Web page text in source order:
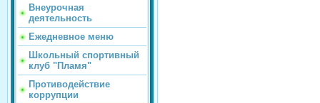
Внеурочная
деятельность
Ежедневное меню
Школьный спортивный
клуб "Пламя"
Противодействие
коррупции